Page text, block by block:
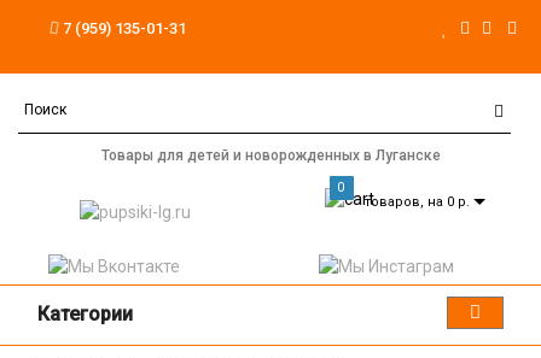
7 (959) 135-01-31
Товары для детей и новорожденных в Луганске
0
товаров, на 0 р.
Категории